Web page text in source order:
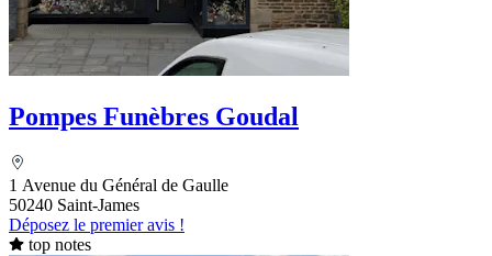
Pompes Funèbres Goudal
1 Avenue du Général de Gaulle
50240 Saint-James
Déposez le premier avis !
top notes